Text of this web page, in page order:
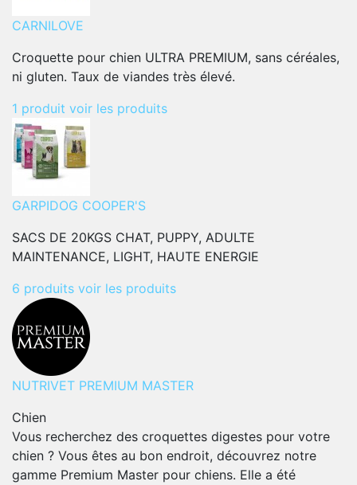
CARNILOVE
Croquette pour chien ULTRA PREMIUM, sans céréales,
ni gluten. Taux de viandes très élevé.
1 produit voir les produits
GARPIDOG COOPER'S
SACS DE 20KGS CHAT, PUPPY, ADULTE
MAINTENANCE, LIGHT, HAUTE ENERGIE
6 produits voir les produits
NUTRIVET PREMIUM MASTER
Chien
Vous recherchez des croquettes digestes pour votre
chien ? Vous êtes au bon endroit, découvrez notre
gamme Premium Master pour chiens. Elle a été